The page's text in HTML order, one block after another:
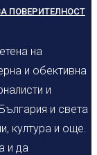
ПОВЕРИТЕЛНОСТ
на
и обективна
и
и света
култура и още.
и да